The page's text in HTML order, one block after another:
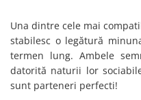
Una dintre cele mai
stabilesc o legătură
termen lung. Ambele
datorită naturii lor
sunt parteneri perfecti!